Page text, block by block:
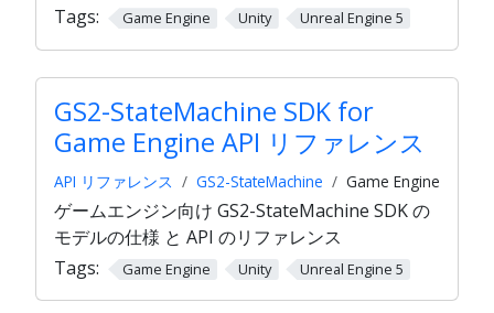
Tags:
Game Engine Unity Unreal Engine 5
GS2-StateMachine SDK for
Game Engine API リファレンス
API リファレンス GS2-StateMachine Game Engine
ゲームエンジン向け GS2-StateMachine SDK の
モデルの仕様 と API のリファレンス
Tags:
Game Engine Unity Unreal Engine 5